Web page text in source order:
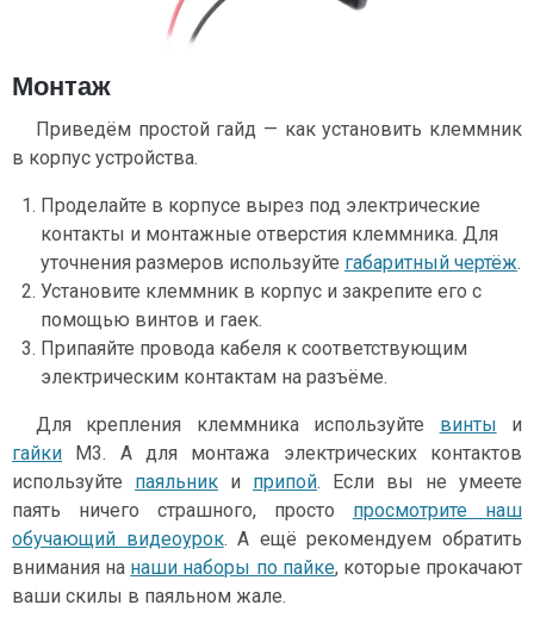
Монтаж
Приведём простой гайд — как установить клеммник
в корпус устройства.
Проделайте в корпусе вырез под электрические
контакты и монтажные отверстия клеммника. Для
уточнения размеров используйте габаритный чертёж.
Установите клеммник в корпус и закрепите его с
помощью винтов и гаек.
Припаяйте провода кабеля к соответствующим
электрическим контактам на разъёме.
Для крепления клеммника используйте винты и
гайки М3. А для монтажа электрических контактов
используйте паяльник и припой. Если вы не умеете
паять ничего страшного, просто просмотрите наш
обучающий видеоурок. А ещё рекомендуем обратить
внимания на наши наборы по пайке, которые прокачают
ваши скилы в паяльном жале.